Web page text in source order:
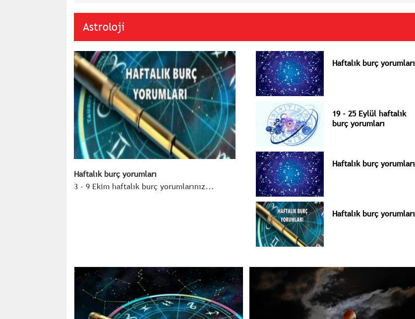
Astroloji
Haftalık burç yorumları
3 - 9 Ekim haftalık burç yorumlarınız...
Haftalık burç yorumları
19 - 25 Eylül haftalık
burç yorumları
Haftalık burç yorumları
Haftalık burç yorumları